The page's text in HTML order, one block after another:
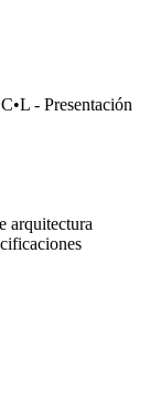
- Presentación
arquitectura